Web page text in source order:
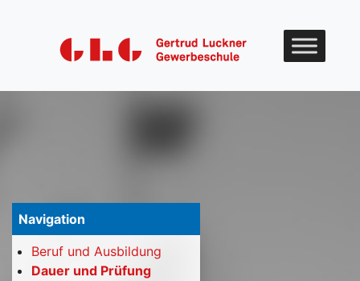
Navigation
Beruf und Ausbildung
Dauer und Prüfung